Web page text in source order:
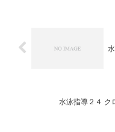
水泳指導２４ ク